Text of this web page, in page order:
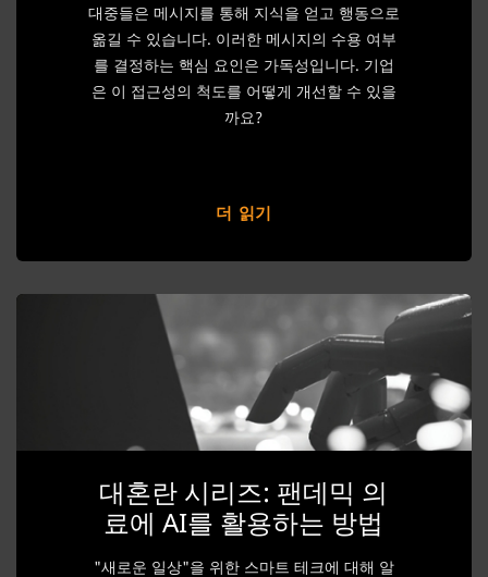
대중들은 메시지를 통해 지식을 얻고 행동으로
옮길 수 있습니다. 이러한 메시지의 수용 여부
를 결정하는 핵심 요인은 가독성입니다. 기업
은 이 접근성의 척도를 어떻게 개선할 수 있을
까요?
더 읽기
대혼란 시리즈: 팬데믹 의
료에 AI를 활용하는 방법
"새로운 일상"을 위한 스마트 테크에 대해 알